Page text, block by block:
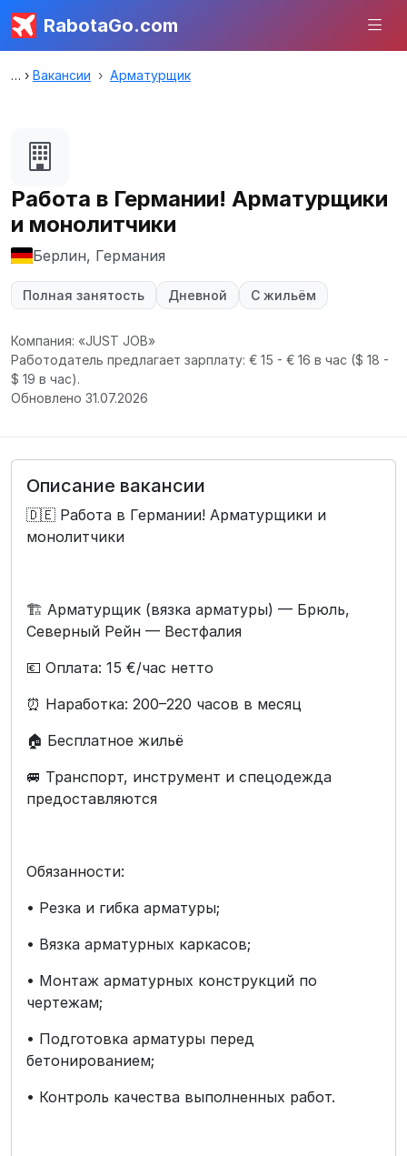
RabotaGo.com
Вакансии Арматурщик
Работа в Германии! Арматурщики
и монолитчики
Берлин, Германия
Полная занятость Дневной С жильём
Компания: «JUST JOB»
Работодатель предлагает зарплату: € 15 - € 16 в час ($ 18 -
$ 19 в час).
Обновлено 31.07.2026
Описание вакансии
🇩🇪 Работа в Германии! Арматурщики и
монолитчики
🏗️ Арматурщик (вязка арматуры) — Брюль,
Северный Рейн — Вестфалия
💶 Оплата: 15 €/час нетто
⏰ Наработка: 200–220 часов в месяц
🏠 Бесплатное жильё
🚐 Транспорт, инструмент и спецодежда
предоставляются
Обязанности:
• Резка и гибка арматуры;
• Вязка арматурных каркасов;
• Монтаж арматурных конструкций по
чертежам;
• Подготовка арматуры перед
бетонированием;
• Контроль качества выполненных работ.